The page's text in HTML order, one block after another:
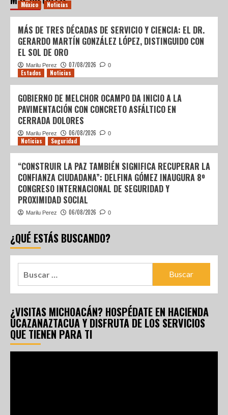
México Noticias
MÁS DE TRES DÉCADAS DE SERVICIO Y CIENCIA: EL DR.
GERARDO MARTÍN GONZÁLEZ LÓPEZ, DISTINGUIDO CON
EL SOL DE ORO
Marilu Perez 07/08/2026 0
Estados Noticias
GOBIERNO DE MELCHOR OCAMPO DA INICIO A LA
PAVIMENTACIÓN CON CONCRETO ASFÁLTICO EN
CERRADA DOLORES
Marilu Perez 06/08/2026 0
Noticias Seguridad
“CONSTRUIR LA PAZ TAMBIÉN SIGNIFICA RECUPERAR LA
CONFIANZA CIUDADANA”: DELFINA GÓMEZ INAUGURA 8º
CONGRESO INTERNACIONAL DE SEGURIDAD Y
PROXIMIDAD SOCIAL
Marilu Perez 06/08/2026 0
¿QUÉ ESTÁS BUSCANDO?
¿VISITAS MICHOACÁN? HOSPÉDATE EN HACIENDA
UCAZANAZTACUA Y DISFRUTA DE LOS SERVICIOS
QUE TIENEN PARA TI